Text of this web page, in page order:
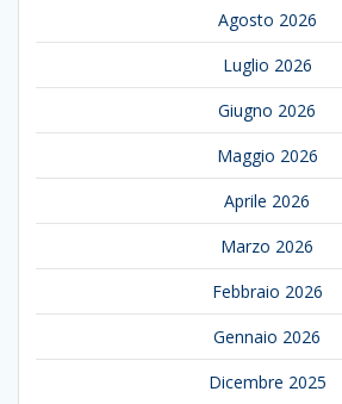
Agosto 2026
Luglio 2026
Giugno 2026
Maggio 2026
Aprile 2026
Marzo 2026
Febbraio 2026
Gennaio 2026
Dicembre 2025